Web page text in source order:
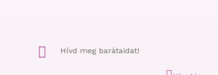
 Hívd meg barátaidat!